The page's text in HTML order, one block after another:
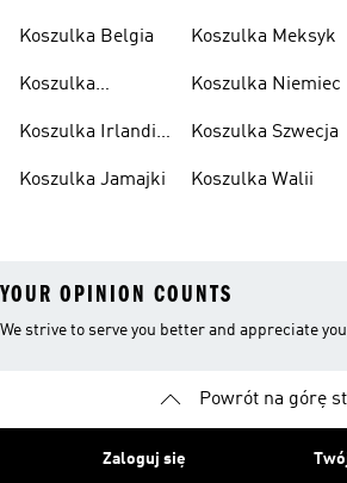
Koszulka Belgia
Koszulka
Koszulka Irlandii
Koszulka Jamajki
Koszulka Meksyk
Koszulka Niemiec
Koszulka Szwecja
Koszulka Walii
YOUR OPINION COUNTS
We strive to serve you better and appreciate
Powrót na górę
Zaloguj się